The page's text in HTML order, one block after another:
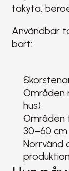
takyta,
Användbar
bort:
Områden
hus)
Områden
30–60
Norrvänd